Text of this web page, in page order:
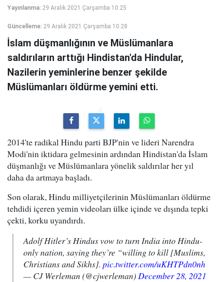
Yayınlanma: 29 Aralık 2021 Çarşamba 10:25
Güncelleme: 29 Aralık 2021 Çarşamba 10:28
İslam düşmanlığının ve Müslümanlara
saldırıların arttığı Hindistan'da Hindular,
Nazilerin yeminlerine benzer şekilde
Müslümanları öldürme yemini etti.
2014'te radikal Hindu parti BJP'nin ve lideri Narendra
Modi'nin iktidara gelmesinin ardından Hindistan'da İslam
düşmanlığı ve Müslümanlara yönelik saldırılar her yıl
daha da artmaya başladı.
Son olarak, Hindu milliyetçilerinin Müslümanları öldürme
tehdidi içeren yemin videoları ülke içinde ve dışında tepki
çekti, korku uyandırdı.
Adolf Hitler’s Hindus vow to turn India into Hindu-
only nation, saying they’re “willing to kill [Muslims,
Christians and Sikhs]. pic.twitter.com/uKHTPdn0nh
— CJ Werleman (@cjwerleman) December 28, 2021